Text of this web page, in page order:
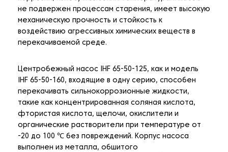
не подвержен процессам старения, имеет высокую
механическую прочность и стойкость к
воздействию агрессивных химических веществ в
перекачиваемой среде.
Центробежный насос IHF 65-50-125, как и модель
IHF 65-50-160, входящие в одну серию, способен
перекачивать сильнокоррозионные жидкости,
такие как концентрированная соляная кислота,
фтористая кислота, щелочи, окислители и
органические растворители при температуре от
-20 до 100 ℃ без повреждений. Корпус насоса
выполнен из металла, обшитого